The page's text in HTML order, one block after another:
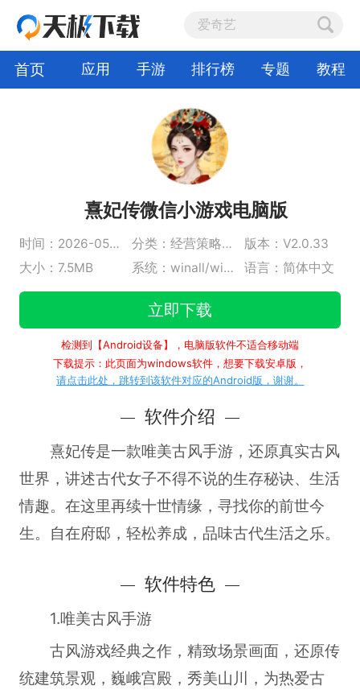
首页 应用 手游 排行榜 专题 教程
熹妃传微信小游戏电脑版
时间：2026-05-08 分类：经营策略手游
版本：V2.0.33
大小：7.5MB
系统：winall/win7/win10/win11 语言：简体中文
立即下载
检测到【Android设备】，电脑版软件不适合移动端
下载提示：此页面为windows软件，想要下载安卓版，
请点击此处，跳转到该软件对应的Android版，谢谢。
软件介绍
熹妃传是一款唯美古风手游，还原真实古风
世界，讲述古代女子不得不说的生存秘诀、生活
情趣。在这里再续十世情缘，寻找你的前世今
生。自在府邸，轻松养成，品味古代生活之乐。
软件特色
1.唯美古风手游
古风游戏经典之作，精致场景画面，还原传
统建筑景观，巍峨宫殿，秀美山川，为热爱古